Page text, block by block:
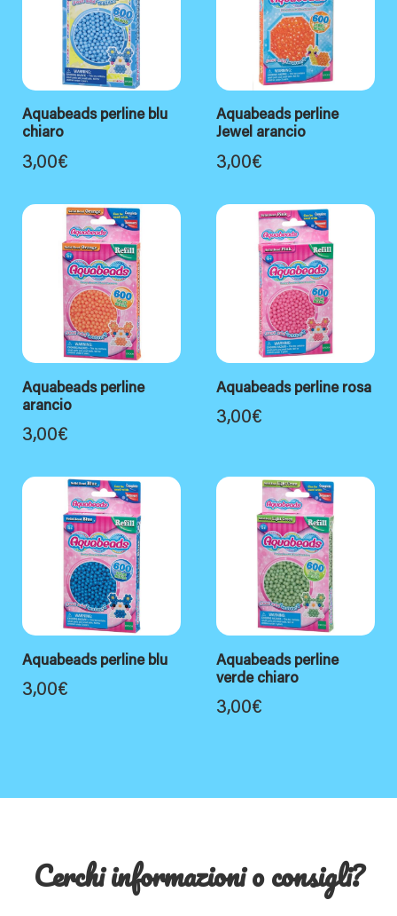
Aquabeads perline blu
chiaro
3,00€
Aquabeads perline
Jewel arancio
3,00€
Aquabeads perline
arancio
3,00€
Aquabeads perline rosa
3,00€
Aquabeads perline blu
3,00€
Aquabeads perline
verde chiaro
3,00€
Cerchi informazioni o consigli?